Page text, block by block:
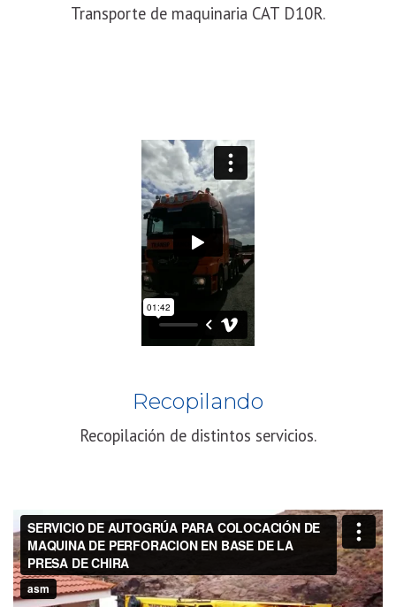
Transporte de maquinaria CAT D10R.
Recopilando
Recopilación de distintos servicios.